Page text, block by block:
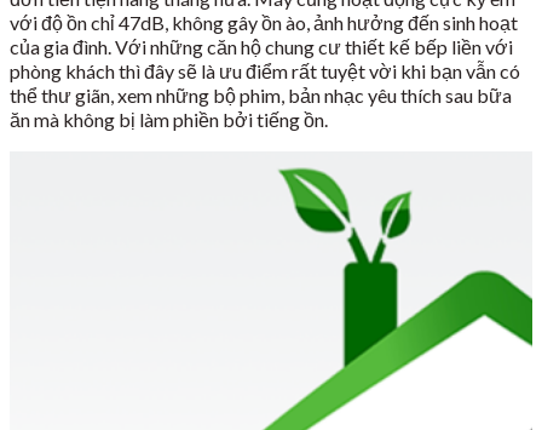
với độ ồn chỉ 47dB, không gây ồn ào, ảnh hưởng đến sinh hoạt
của gia đình. Với những căn hộ chung cư thiết kế bếp liền với
phòng khách thì đây sẽ là ưu điểm rất tuyệt vời khi bạn vẫn có
thể thư giãn, xem những bộ phim, bản nhạc yêu thích sau bữa
ăn mà không bị làm phiền bởi tiếng ồn.